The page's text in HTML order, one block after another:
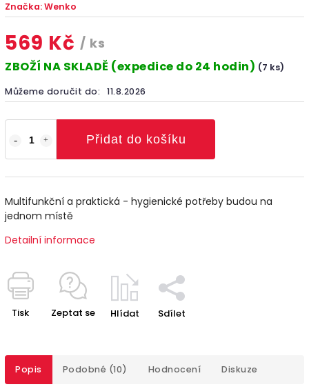
Značka:Wenko
569 Kč / ks
ZBOŽÍ NA SKLADĚ (expedice do 24 hodin) (7 ks)
Můžeme doručit do: 11.8.2026
Přidat do košíku
Multifunkční a praktická - hygienické potřeby budou na
jednom místě
Detailní informace
Tisk Zeptat se Hlídat Sdílet
Popis Podobné (10) Hodnocení Diskuze